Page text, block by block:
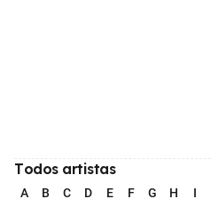
Todos artistas
A B C D E F G H I